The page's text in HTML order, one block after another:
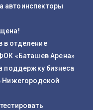
автоинспекторы
в отделение
«Баташев Арена»
поддержку бизнеса
Нижегородской